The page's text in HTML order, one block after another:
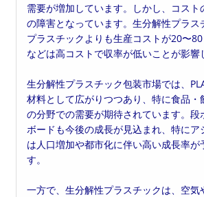
需要が増加しています。しかし、コスト
の障害となっています。生分解性プラス
プラスチックよりも生産コストが20〜
などは高コストで収率が低いことが影響
生分解性プラスチック包装市場では、
材料として広がりつつあり、特に食品・
の分野での需要が期待されています。段
ボードも今後の成長が見込まれ、特にア
は人口増加や都市化に伴い高い成長率が
す。
一方で、生分解性プラスチックは、空気